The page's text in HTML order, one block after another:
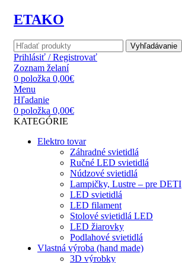
ETAKO
Vyhľadávanie
Prihlásiť / Registrovať
Zoznam želaní
0 položka 0,00€
Menu
Hľadanie
0 položka 0,00€
KATEGÓRIE
Elektro tovar
Záhradné svietidlá
Ručné LED svietidlá
Núdzové svietidlá
Lampičky, Lustre – pre DETI
LED svietidlá
LED filament
Stolové svietidlá LED
LED žiarovky
Podlahové svietidlá
Vlastná výroba (hand made)
3D výrobky